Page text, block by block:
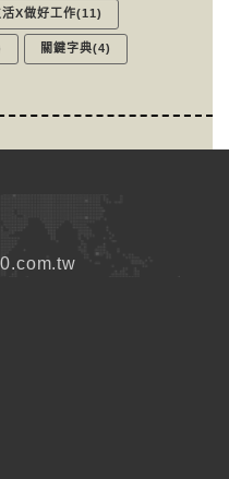
X做好工作(11)
關鍵字典(4)